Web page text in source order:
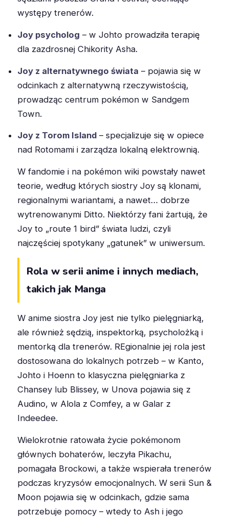
występy trenerów.
Joy psycholog – w Johto prowadziła terapię
dla zazdrosnej Chikority Asha.
Joy z alternatywnego świata – pojawia się w
odcinkach z alternatywną rzeczywistością,
prowadząc centrum pokémon w Sandgem
Town.
Joy z Torom Island – specjalizuje się w opiece
nad Rotomami i zarządza lokalną elektrownią.
W fandomie i na pokémon wiki powstały nawet
teorie, według których siostry Joy są klonami,
regionalnymi wariantami, a nawet… dobrze
wytrenowanymi Ditto. Niektórzy fani żartują, że
Joy to „route 1 bird” świata ludzi, czyli
najczęściej spotykany „gatunek” w uniwersum.
Rola w serii anime i innych mediach,
takich jak Manga
W anime siostra Joy jest nie tylko pielęgniarką,
ale również sędzią, inspektorką, psycholożką i
mentorką dla trenerów. REgionalnie jej rola jest
dostosowana do lokalnych potrzeb – w Kanto,
Johto i Hoenn to klasyczna pielęgniarka z
Chansey lub Blissey, w Unova pojawia się z
Audino, w Alola z Comfey, a w Galar z
Indeedee.
Wielokrotnie ratowała życie pokémonom
głównych bohaterów, leczyła Pikachu,
pomagała Brockowi, a także wspierała trenerów
podczas kryzysów emocjonalnych. W serii Sun &
Moon pojawia się w odcinkach, gdzie sama
potrzebuje pomocy – wtedy to Ash i jego